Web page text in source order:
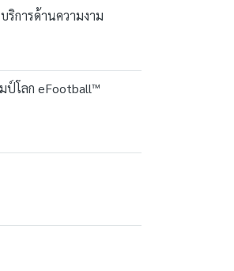
การด้านความงาม
ป์โลก eFootball™